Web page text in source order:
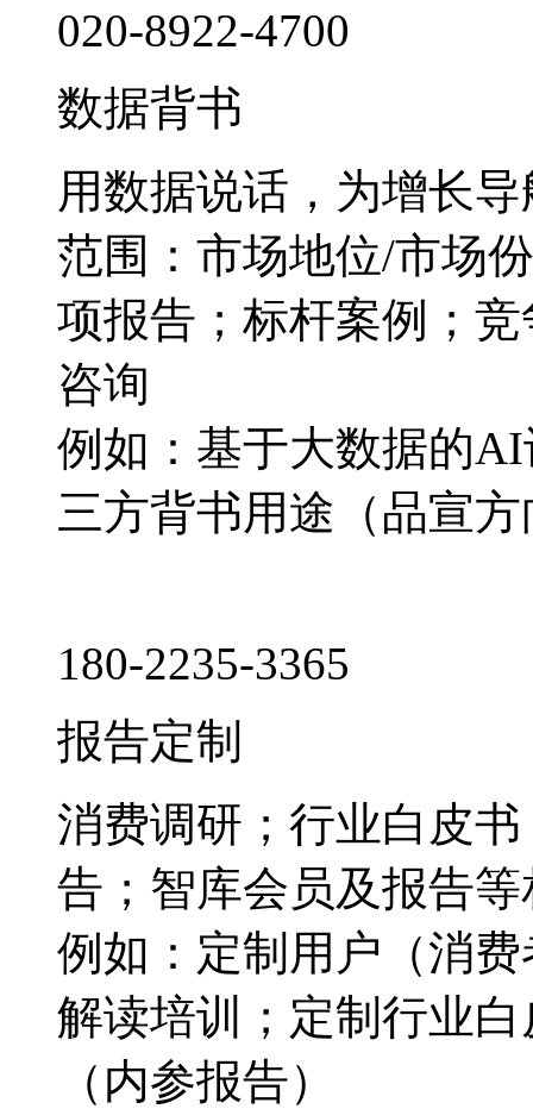
020-8922-4700
数据背书
用数据说话，为增长导
范围：市场地位/市场
项报告；标杆案例；
咨询
例如：基于大数据的
三方背书用途（品宣
180-2235-3365
报告定制
消费调研；行业白皮
告；智库会员及报告
例如：定制用户（消
解读培训；定制行业
（内参报告）